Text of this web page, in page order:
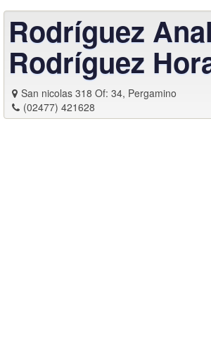
Rodríguez
Rodríguez
San nicolas 318 Of: 34, Pergamino
(02477) 421628